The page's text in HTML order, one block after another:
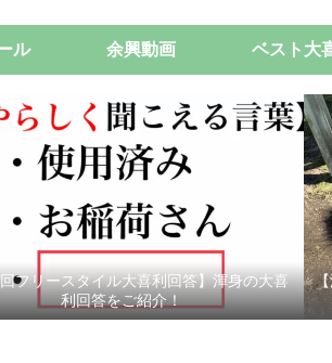
ル 余興動画 ベスト大
フリースタイル大喜利回答】渾身の大喜
利回答をご紹介！